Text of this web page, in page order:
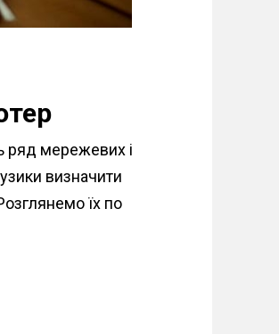
ряд мережевих і
визначити
їх по